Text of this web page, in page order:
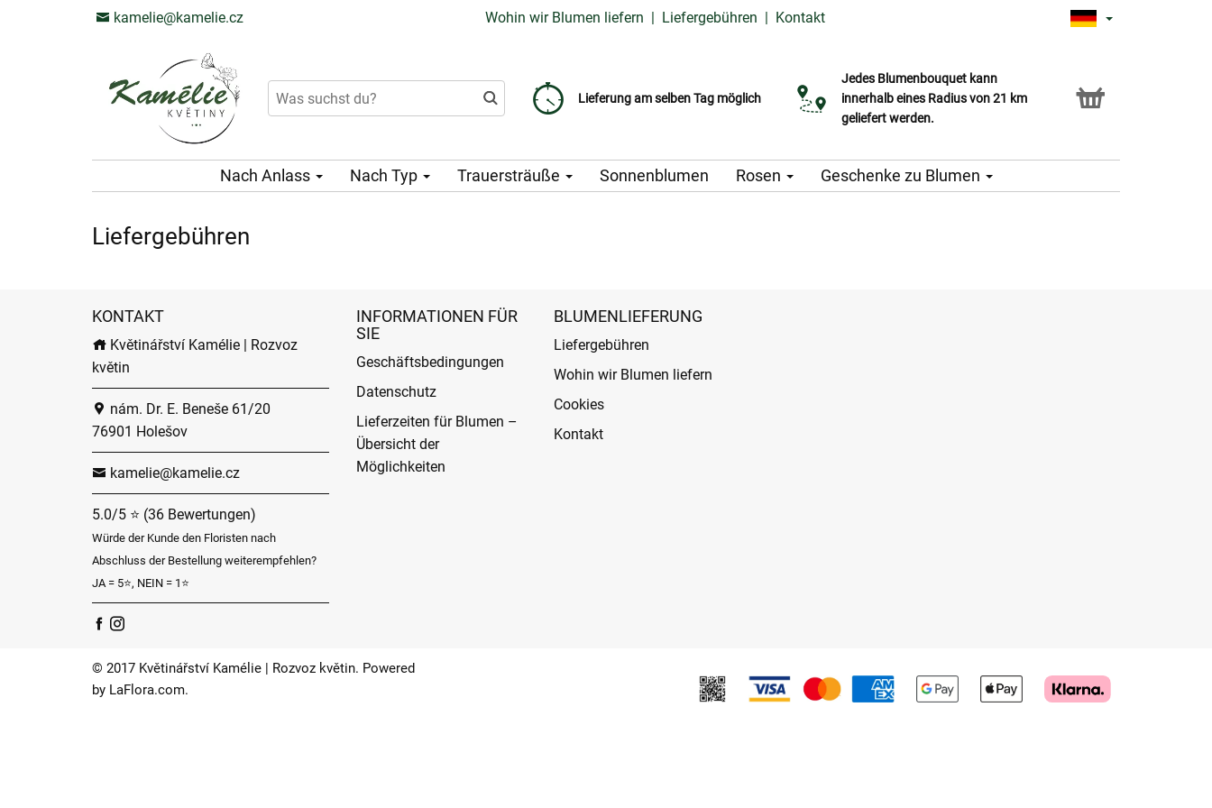
kamelie@kamelie.cz Wohin wir Blumen liefern | Liefergebühren | Kontakt
Lieferung am selben Tag möglich
Liefergebühr ab 99 CZK
Wählen Sie Ihr Lieferdatum
Jedes Blumenbouquet kann
innerhalb eines Radius von 21 km
geliefert werden.
Click & Collect Service
Nach Anlass Nach Typ Trauersträuße Sonnenblumen Rosen Geschenke zu Blumen
Liefergebühren
KONTAKT
Květinářství Kamélie | Rozvoz
květin
nám. Dr. E. Beneše 61/20
76901 Holešov
kamelie@kamelie.cz
5.0/5 ⭐ (36 Bewertungen)
Würde der Kunde den Floristen nach
Abschluss der Bestellung weiterempfehlen?
JA = 5⭐, NEIN = 1⭐
INFORMATIONEN FÜR
SIE
Geschäftsbedingungen
Datenschutz
Lieferzeiten für Blumen –
Übersicht der
Möglichkeiten
BLUMENLIEFERUNG
Liefergebühren
Wohin wir Blumen liefern
Cookies
Kontakt
© 2017 Květinářství Kamélie | Rozvoz květin. Powered
by LaFlora.com.